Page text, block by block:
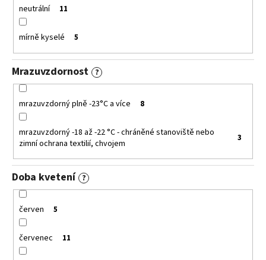
neutrální 11
mírně kyselé 5
Mrazuvzdornost ?
mrazuvzdorný plně -23°C a více 8
mrazuvzdorný -18 až -22 °C - chráněné stanoviště nebo
zimní ochrana textilií, chvojem
3
Doba kvetení ?
červen 5
červenec 11